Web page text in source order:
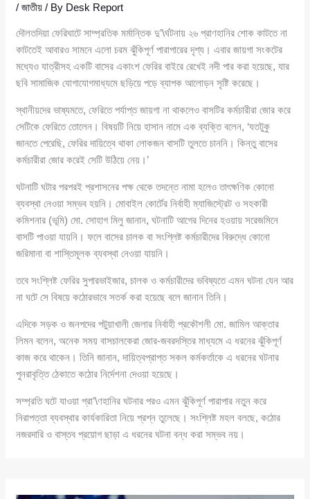
/জাতীয় / By Desk Report
দৌলতদিয়া ফেরিঘাটে সাম্প্রতিক মর্মান্তিক দু’\র্ঘটনায় ২৬ প্রাণহানির শোক কাটতে না
কাটতেই আবারও সামনে এলো চরম ঝুঁকিপূর্ণ পারাপারের দৃশ্য। এবার জায়গা সংকটের
মধ্যেও যাত্রীসহ একটি বাসের একাংশ ফেরির বাইরে রেখেই নদী পার করা হয়েছে, যার
ছবি সামাজিক যোগাযোগমাধ্যমে ছড়িয়ে পড়ে ব্যাপক আলোড়ন সৃষ্টি করেছে।
স্থানীয়দের ভাষ্যমতে, ফেরিতে পর্যাপ্ত জায়গা না থাকলেও বাসটির কর্মচারীরা জোর করে
সেটিকে ফেরিতে তোলেন। বিষয়টি নিয়ে হাসান নামে এক ব্যক্তি বলেন, ‘যতটুকু
জানতে পেরেছি, ফেরির দায়িত্বে থাকা লোকজন বাসটি তুলতে চাননি। কিন্তু বাসের
কর্মচারীরা জোর করেই সেটি উঠিয়ে নেয়।’
ঘটনাটি ঘটার পরপরই প্রশাসনের পক্ষ থেকে তদন্তে নামা হলেও তাৎক্ষণিক কোনো
ব্যবস্থা নেওয়া সম্ভব হয়নি। মোবাইল কোর্টের নির্বাহী ম্যাজিস্ট্রেট ও সহকারী
কমিশনার (ভূমি) মো. সোহাগ মিলু জানান, ঘটনাটি আগের দিনের হওয়ায় সরেজমিনে
বাসটি পাওয়া যায়নি। ফলে বাসের চালক বা সংশ্লিষ্ট কর্মচারীদের বিরুদ্ধে কোনো
জরিমানা বা শাস্তিমূলক ব্যবস্থা নেওয়া যায়নি।
তবে সংশ্লিষ্ট ফেরির সুপারভাইজার, চালক ও কর্মচারীদের ভবিষ্যতে এমন ঘটনা যেন আর
না ঘটে সে বিষয়ে কঠোরভাবে সতর্ক করা হয়েছে বলে জানান তিনি।
এদিকে সড়ক ও জনপদের পটুয়াখালী জেলার নির্বাহী প্রকৌশলী মো. জামিল আক্তার
লিমন বলেন, অনেক সময় বাসচালকেরা জোর-জবরদস্তির মাধ্যমে এ ধরনের ঝুঁকিপূর্ণ
কাজ করে থাকেন। তিনি জানান, দায়িত্বপ্রাপ্ত সকল কর্মকর্তাকে এ ধরনের ঘটনার
পুনরাবৃত্তি ঠেকাতে কঠোর নির্দেশনা দেওয়া হয়েছে।
সম্প্রতি ঘটে যাওয়া প্রা’\ণহানির ঘটনার পরও এমন ঝুঁকিপূর্ণ পারাপার নতুন করে
নিরাপত্তা ব্যবস্থার কার্যকারিতা নিয়ে প্রশ্ন তুলেছে। সংশ্লিষ্ট মহল বলছে, কঠোর
নজরদারি ও বাস্তব প্রয়োগ ছাড়া এ ধরনের ঘটনা বন্ধ করা সম্ভব নয়।